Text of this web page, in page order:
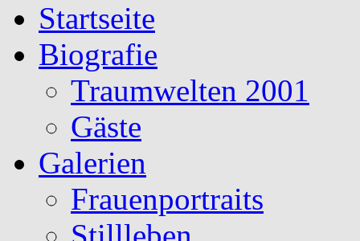
Inhalt
springenStartseite
Biografie
Traumwelten 2001
Gäste
Galerien
Frauenportraits